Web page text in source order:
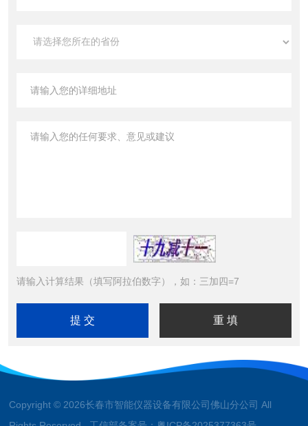
请输入计算结果（填写阿拉伯数字），如：三加四=7
Copyright © 2026长春市智能仪器设备有限公司佛山分公司 All